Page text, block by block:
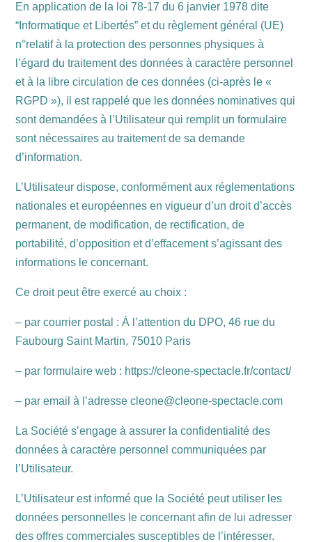
En application de la loi 78-17 du 6 janvier 1978 dite
“Informatique et Libertés” et du règlement général (UE)
n°relatif à la protection des personnes physiques à
l’égard du traitement des données à caractère personnel
et à la libre circulation de ces données (ci-après le «
RGPD »), il est rappelé que les données nominatives qui
sont demandées à l’Utilisateur qui remplit un formulaire
sont nécessaires au traitement de sa demande
d’information.
L’Utilisateur dispose, conformément aux réglementations
nationales et européennes en vigueur d’un droit d’accès
permanent, de modification, de rectification, de
portabilité, d’opposition et d’effacement s’agissant des
informations le concernant.
Ce droit peut être exercé au choix :
– par courrier postal : À l’attention du DPO, 46 rue du
Faubourg Saint Martin, 75010 Paris
– par formulaire web : https://cleone-spectacle.fr/contact/
– par email à l’adresse cleone@cleone-spectacle.com
La Société s’engage à assurer la confidentialité des
données à caractère personnel communiquées par
l’Utilisateur.
L’Utilisateur est informé que la Société peut utiliser les
données personnelles le concernant afin de lui adresser
des offres commerciales susceptibles de l’intéresser.